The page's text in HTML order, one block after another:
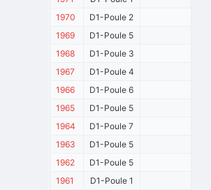
1970
D1-Poule 2
1969
D1-Poule 5
1968
D1-Poule 3
1967
D1-Poule 4
1966
D1-Poule 6
1965
D1-Poule 5
1964
D1-Poule 7
1963
D1-Poule 5
1962
D1-Poule 5
1961
D1-Poule 1